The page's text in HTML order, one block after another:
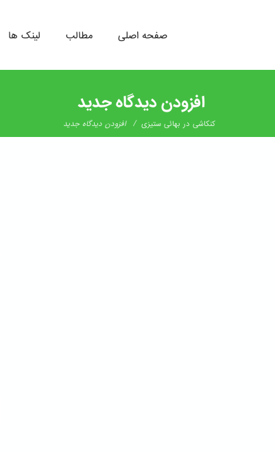
رفتن
لینک ها مطالب صفحه اصلی
افزودن دیدگاه جدید
کنکاشی در بهائی ستيزی / افزودن دیدگاه جدید